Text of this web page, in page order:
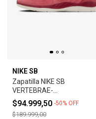
NIKE SB
Zapatilla NIKE SB
VERTEBRAE-
ADOBE/EARTH/NOBLE
RED/MELON TINT
$94.999,50 -50% OFF
$189.999,00